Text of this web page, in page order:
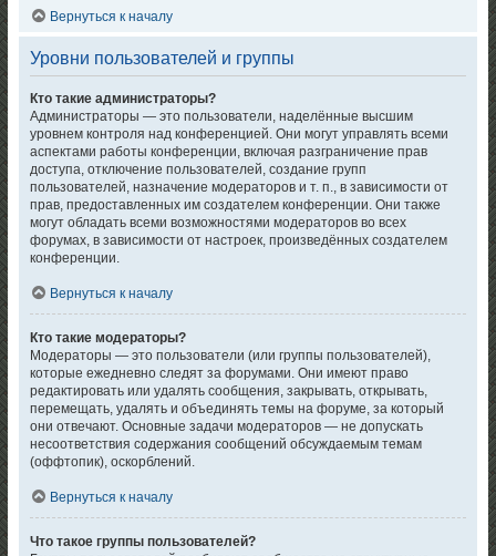
Вернуться к началу
Уровни пользователей и группы
Кто такие администраторы?
Администраторы — это пользователи, наделённые высшим
уровнем контроля над конференцией. Они могут управлять всеми
аспектами работы конференции, включая разграничение прав
доступа, отключение пользователей, создание групп
пользователей, назначение модераторов и т. п., в зависимости от
прав, предоставленных им создателем конференции. Они также
могут обладать всеми возможностями модераторов во всех
форумах, в зависимости от настроек, произведённых создателем
конференции.
Вернуться к началу
Кто такие модераторы?
Модераторы — это пользователи (или группы пользователей),
которые ежедневно следят за форумами. Они имеют право
редактировать или удалять сообщения, закрывать, открывать,
перемещать, удалять и объединять темы на форуме, за который
они отвечают. Основные задачи модераторов — не допускать
несоответствия содержания сообщений обсуждаемым темам
(оффтопик), оскорблений.
Вернуться к началу
Что такое группы пользователей?